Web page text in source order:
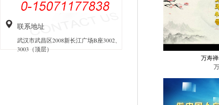
联系地址
武汉市武昌区2008新长江广场B座3002、
3003（顶层）
万寿